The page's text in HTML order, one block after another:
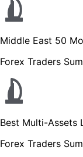
Middle East 50
Forex Traders
Best Multi-Assets
Forex Traders